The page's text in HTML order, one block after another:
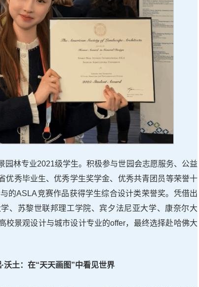
园林专业2021级学生。积极参与世园会志愿服务、公益
优秀毕业生、优秀学生奖学金、优秀共青团员等荣誉十
的ASLA竞赛作品获得学生综合设计类荣誉奖。凭借出
、苏黎世联邦理工学院、宾夕法尼亚大学、康奈尔大
校景观设计与城市设计专业的offer，最终选择赴哈佛大
沃土：在“天天画图”中看见世界